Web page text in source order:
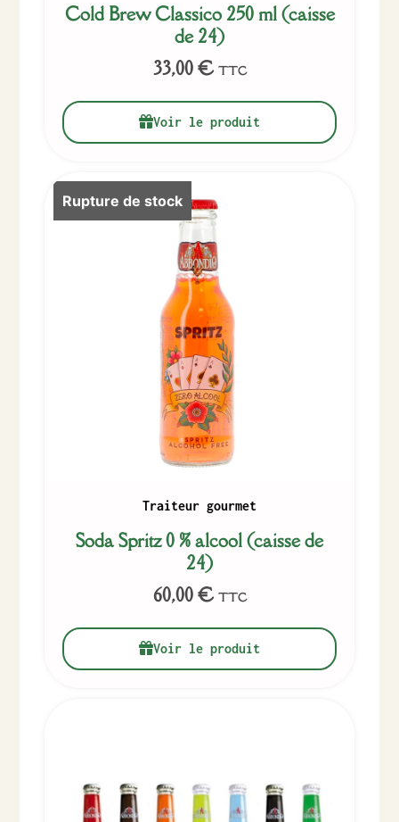
Cold Brew Classico 250 ml (caisse
de 24)
33,00€ TTC
Voir le produit
Rupture de stock
Traiteur gourmet
Soda Spritz 0 % alcool (caisse de
24)
60,00€ TTC
Voir le produit